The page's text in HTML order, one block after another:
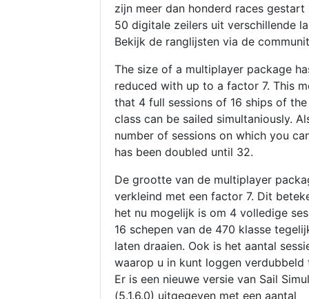
zijn meer dan honderd races gestart
50 digitale zeilers uit verschillende
Bekijk de ranglijsten via de
The size of a multiplayer package
reduced with up to a factor 7. This
that 4 full sessions of 16 ships of
class can be sailed simultaniously.
number of sessions on which you
has been doubled until 32.
De grootte van de multiplayer
verkleind met een factor 7. Dit
het nu mogelijk is om 4 volledige
16 schepen van de 470 klasse
laten draaien. Ook is het aantal
waarop u in kunt loggen verdubbeld
Er is een nieuwe versie van Sail
(5.1.6.0) uitgegeven met een aantal